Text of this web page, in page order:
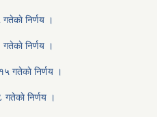
निर्णय ।
निर्णय ।
गतेकाे निर्णय ।
गतेकाे निर्णय ।